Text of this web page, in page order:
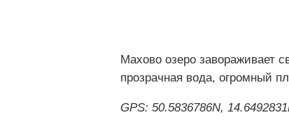
Махово озеро завораживает
прозрачная вода, огромный
GPS: 50.5836786N,